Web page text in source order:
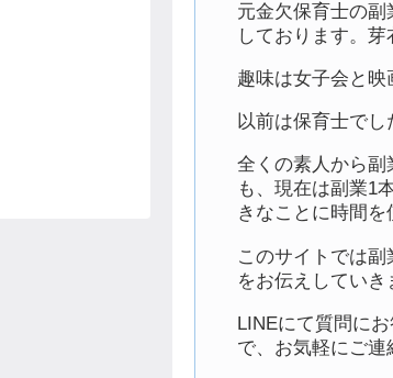
元金欠保育士の副
しております。芽
趣味は女子会と映
以前は保育士でし
全くの素人から副
も、現在は副業1
きなことに時間を
このサイトでは副
をお伝えしていき
LINEにて質問に
で、お気軽にご連